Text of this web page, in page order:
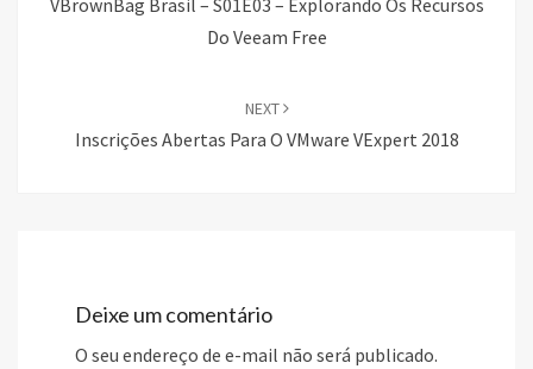
VBrownBag Brasil – S01E03 – Explorando Os Recursos
Do Veeam Free
NEXT
Inscrições Abertas Para O VMware VExpert 2018
Deixe um comentário
O seu endereço de e-mail não será publicado.